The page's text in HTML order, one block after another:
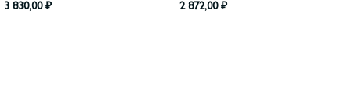
3 830,00 ₽
2 872,00 ₽